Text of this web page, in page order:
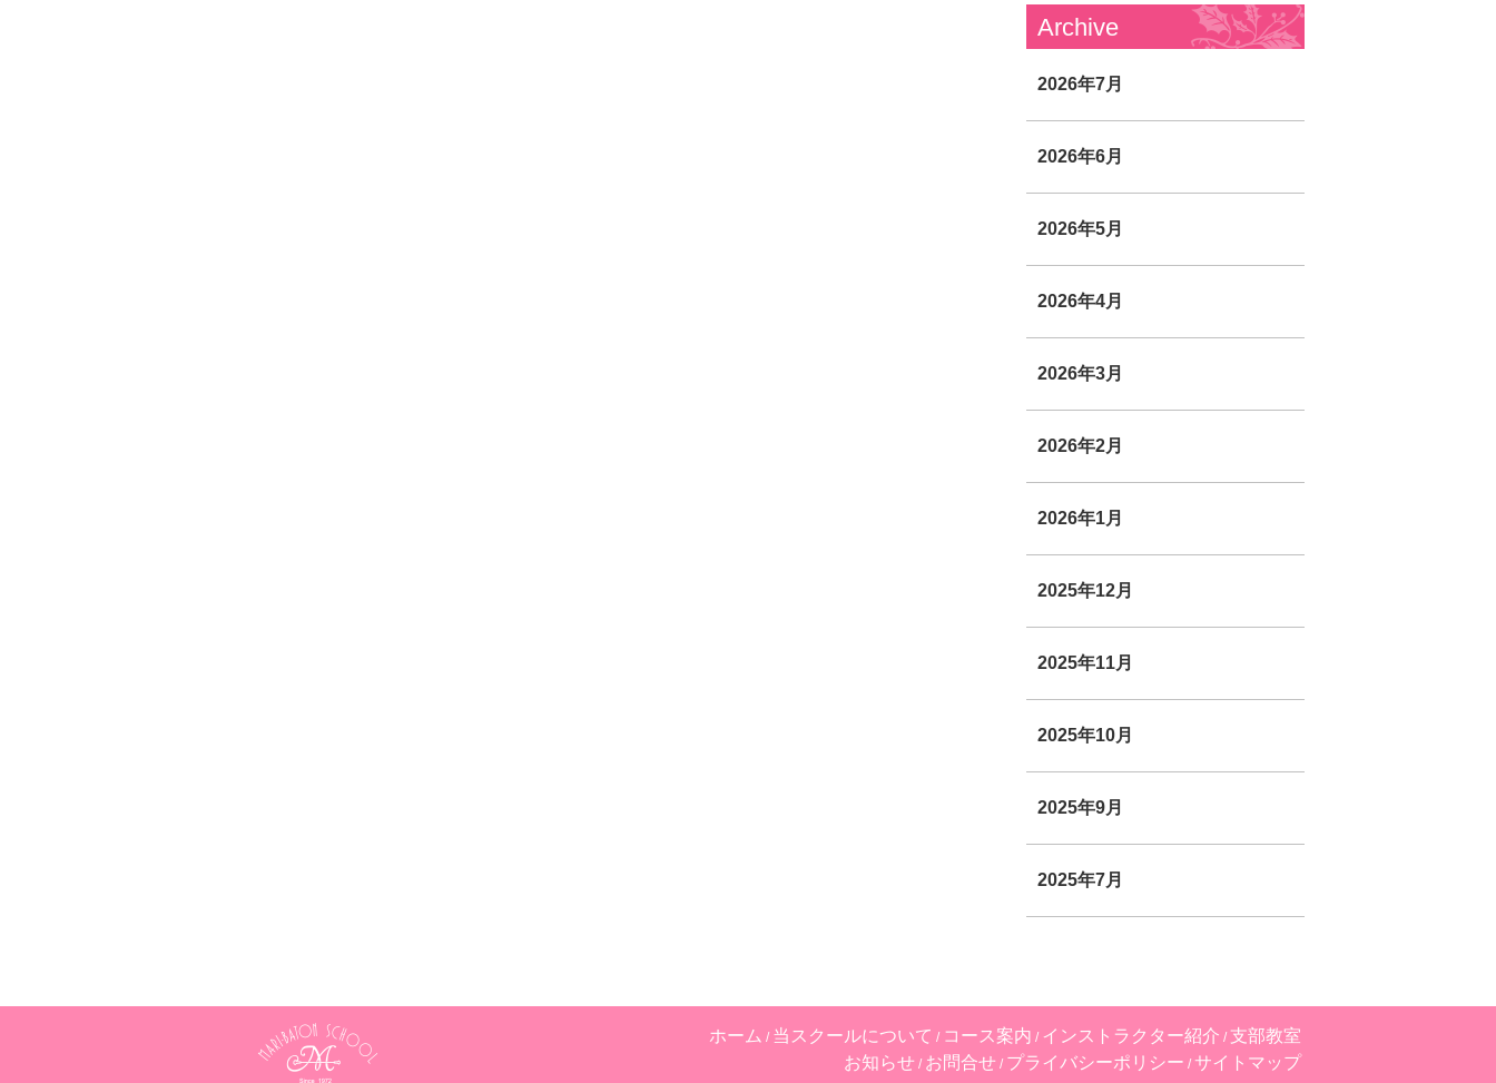
Archive
2026年7月
2026年6月
2026年5月
2026年4月
2026年3月
2026年2月
2026年1月
2025年12月
2025年11月
2025年10月
2025年9月
2025年7月
ホーム 当スクールについて コース案内 インストラクター紹介 支部教室
お知らせ お問合せ プライバシーポリシー サイトマップ